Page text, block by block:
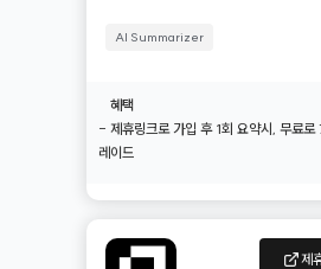
AI Summarizer
혜택
- 제휴링크로 가입 후 1회 요약시, 무료로
레이드
제